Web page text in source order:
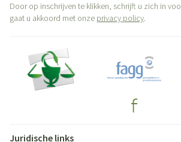
Door op inschrijven te klikken, schrijft u zich in
gaat u akkoord met onze privacy policy.
Juridische links